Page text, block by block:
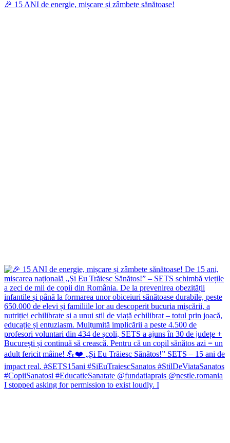
🎉 15 ANI de energie, mișcare și zâmbete sănătoase!
I stopped asking for permission to exist loudly. I